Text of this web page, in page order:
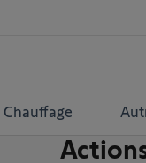
Chauffage